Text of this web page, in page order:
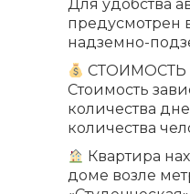
Для удобства
предусмотрен
надземно-
СТОИМОСТЬ
Стоимость
количества
количества
Квартира
доме возле